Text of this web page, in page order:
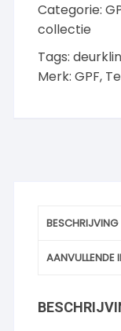
Categorie:
collectie
Tags:
Merk:GPF,
BESCHRIJVING
AANVULLENDE